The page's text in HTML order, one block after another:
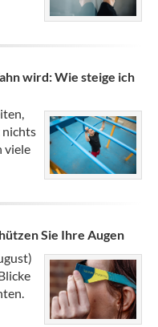
wird: Wie steige ich
nichts
viele
Sie Ihre Augen